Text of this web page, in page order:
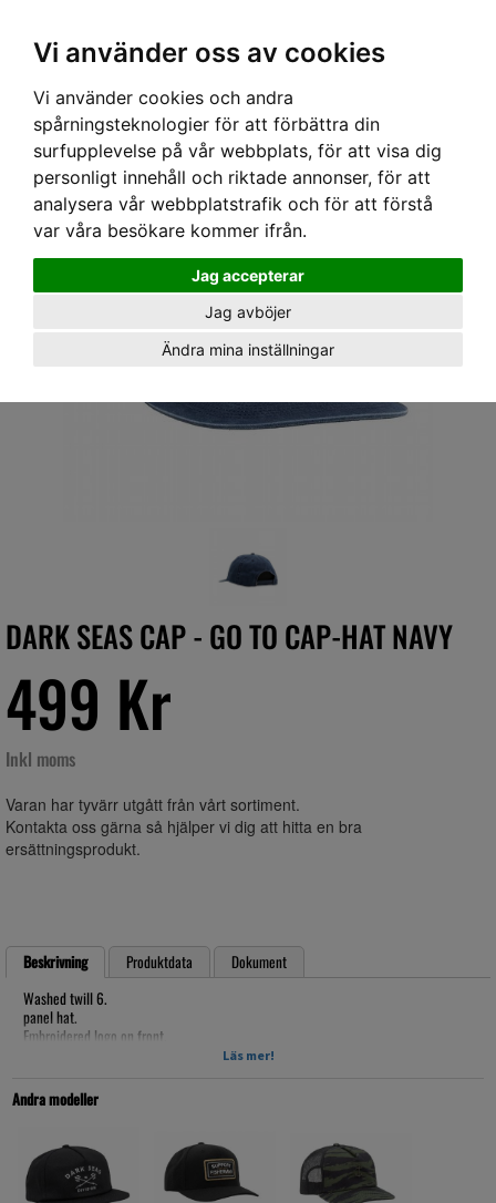
Vi använder oss av cookies
Vi använder cookies och andra
spårningsteknologier för att förbättra din
surfupplevelse på vår webbplats, för att visa dig
personligt innehåll och riktade annonser, för att
analysera vår webbplatstrafik och för att förstå
var våra besökare kommer ifrån.
Jag accepterar
Jag avböjer
Ändra mina inställningar
Hem› HUVUDBONADER›KEPS›BASEBALLKEPS› DARK SEAS CAP - GO TO CAP-HAT
NAVY
DARK SEAS CAP - GO TO CAP-HAT NAVY
499 Kr
Inkl moms
Varan har tyvärr utgått från vårt sortiment.
Kontakta oss gärna så hjälper vi dig att hitta en bra
ersättningsprodukt.
Beskrivning Produktdata
Dokument
Washed twill 6.
panel hat.
Embroidered logo on front.
Läs mer!
Andra modeller